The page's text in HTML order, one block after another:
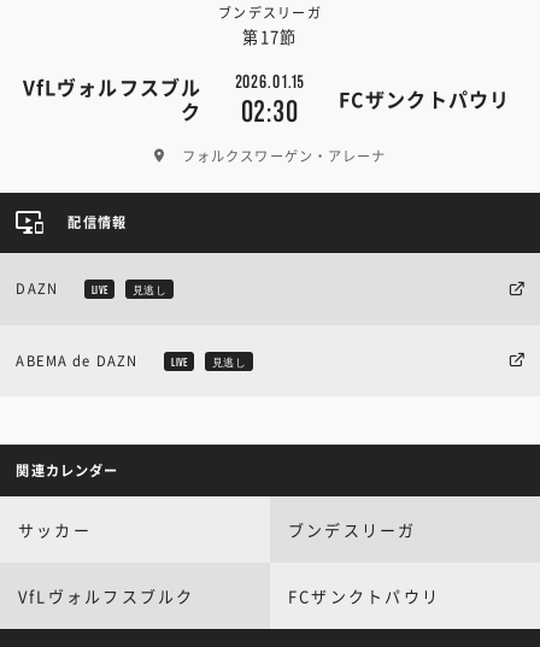
ブンデスリーガ
第17節
VfLヴォルフスブル
ク
2026.01.15
02:30 FCザンクトパウリ
フォルクスワーゲン・アレーナ
配信情報
DAZN LIVE 見逃し
ABEMA de DAZN LIVE 見逃し
関連カレンダー
サッカー ブンデスリーガ
VfLヴォルフスブルク FCザンクトパウリ